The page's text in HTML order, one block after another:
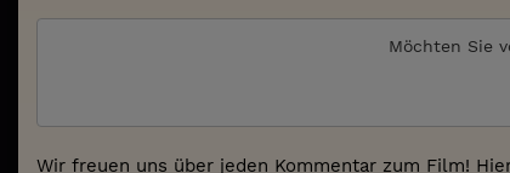
Möchten Sie
Wir freuen uns über jeden Kommentar zum Film!